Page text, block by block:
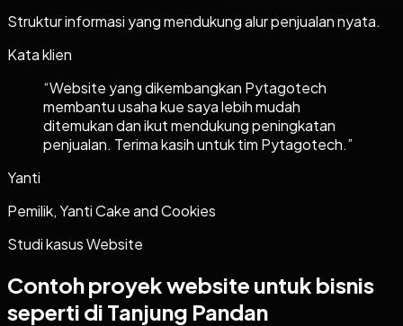
Struktur informasi yang mendukung alur penjualan nyata.
Kata klien
“Website yang dikembangkan Pytagotech
membantu usaha kue saya lebih mudah
ditemukan dan ikut mendukung peningkatan
penjualan. Terima kasih untuk tim Pytagotech.”
Yanti
Pemilik, Yanti Cake and Cookies
Studi kasusWebsite
Contoh proyekwebsite untuk bisnis
seperti di Tanjung Pandan